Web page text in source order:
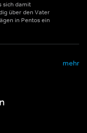
sich damit
über den Vater
in Pentos ein
mehr